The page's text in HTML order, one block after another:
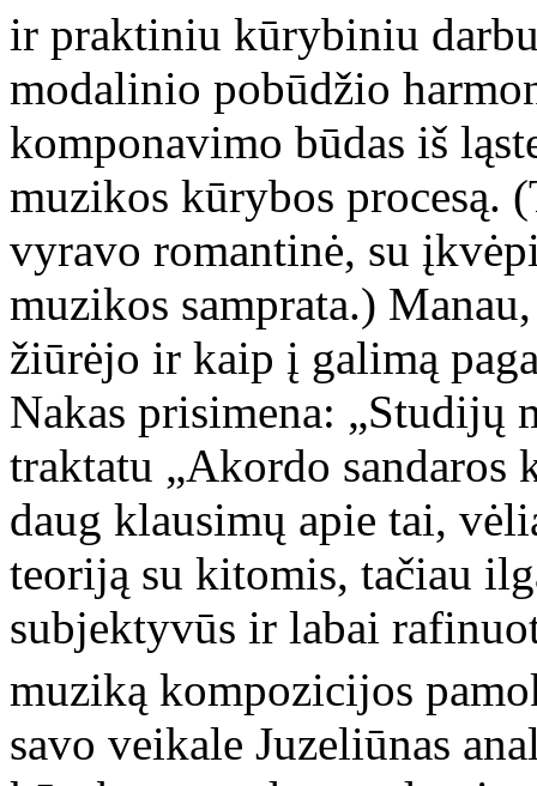
ir praktiniu kūrybiniu
modalinio pobūdžio
komponavimo būdas iš
muzikos kūrybos procesą.
vyravo romantinė, su
muzikos samprata.)
žiūrėjo ir kaip į galimą
Nakas prisimena: „Studijų
traktatu „Akordo sandaros
daug klausimų apie tai,
teoriją su kitomis, tačiau
subjektyvūs ir labai
muziką kompozicijos
savo veikale Juzeliūnas